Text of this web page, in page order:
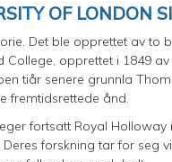
OF LONDON
Det ble opprettet av
opprettet i 1849
tiår senere grunnla
fremtidsrettede ånd.
fortsatt Royal Holloway
forskning tar for seg